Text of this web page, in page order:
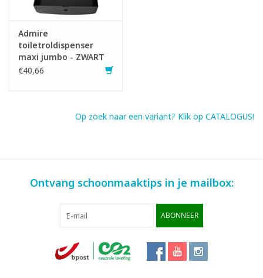
Admire
toiletroldispenser
maxi jumbo - ZWART
€40,66
Op zoek naar een variant? Klik op CATALOGUS!
Ontvang schoonmaaktips in je mailbox:
ABONNEER